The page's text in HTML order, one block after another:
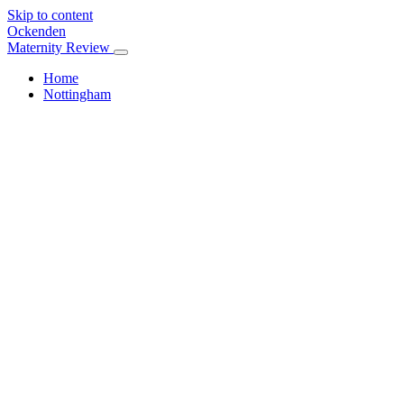
Skip to content
Ockenden
Maternity Review
Home
Nottingham